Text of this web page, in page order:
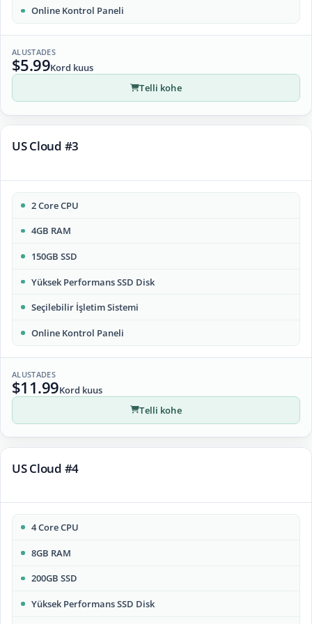
Online Kontrol Paneli
ALUSTADES
$5.99Kord kuus
Telli kohe
US Cloud #3
2 Core CPU
4GB RAM
150GB SSD
Yüksek Performans SSD Disk
Seçilebilir İşletim Sistemi
Online Kontrol Paneli
ALUSTADES
$11.99Kord kuus
Telli kohe
US Cloud #4
4 Core CPU
8GB RAM
200GB SSD
Yüksek Performans SSD Disk